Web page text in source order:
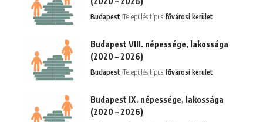
Budapest Település típus:fővárosi kerület
Budapest VIII. népessége, lakossága
(2020 – 2026)
Budapest Település típus:fővárosi kerület
Budapest IX. népessége, lakossága
(2020 – 2026)